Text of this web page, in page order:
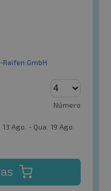
Raifen GmbH
Número
Ago. - Qua. 19 Ago.